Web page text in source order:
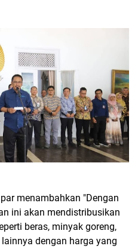
menambahkan "Dengan
ini akan mendistribusikan
beras, minyak goreng,
dengan harga yang